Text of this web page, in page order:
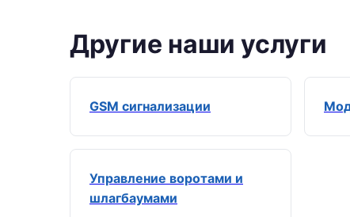
Другие наши услуги
GSM сигнализации
Управление воротами и
шлагбаумами